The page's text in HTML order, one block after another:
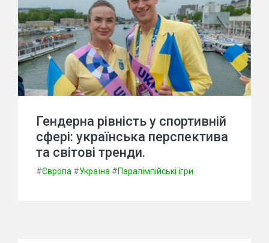
Гендерна рівність у спортивній
сфері: українська перспектива
та світові тренди.
#Європа #Україна #Паралімпійські ігри